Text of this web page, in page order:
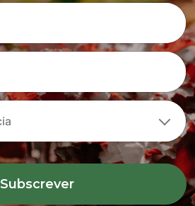
Subscrever